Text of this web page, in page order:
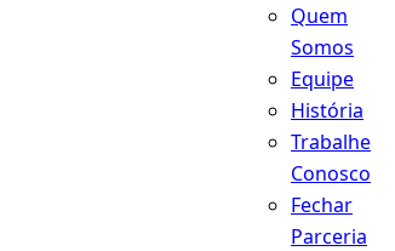
Quem
Somos
Equipe
História
Trabalhe
Conosco
Fechar
Parceria